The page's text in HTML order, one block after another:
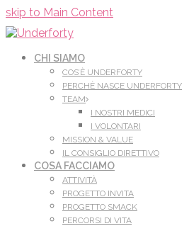
skip to Main Content
CHI SIAMO
COS’È UNDERFORTY
PERCHÈ NASCE UNDERFORTY
TEAM
I NOSTRI MEDICI
I VOLONTARI
MISSION & VALUE
IL CONSIGLIO DIRETTIVO
COSA FACCIAMO
ATTIVITÀ
PROGETTO INVITA
PROGETTO SMACK
PERCORSI DI VITA